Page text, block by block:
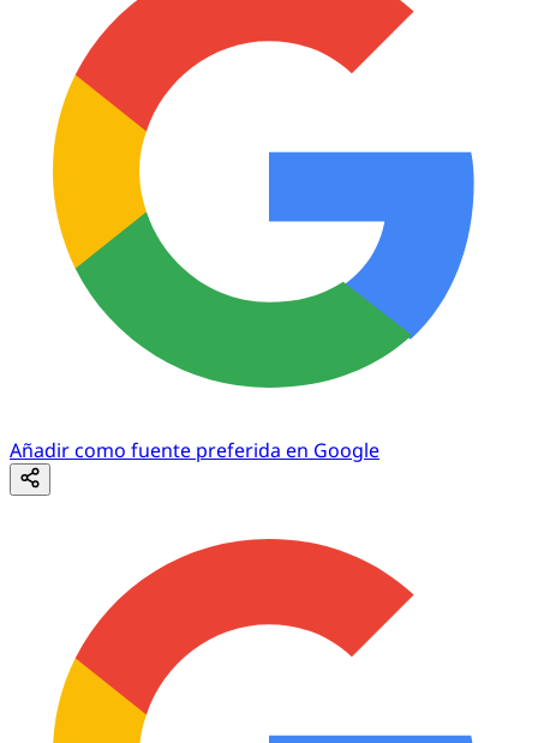
Añadir como fuente preferida en Google